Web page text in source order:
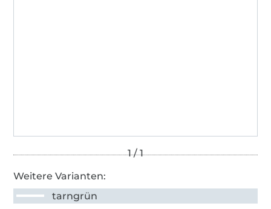
Weitere Varianten:
tarngrün